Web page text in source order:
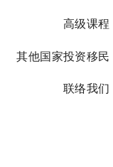
高级课程
其他国家投资移民
联络我们